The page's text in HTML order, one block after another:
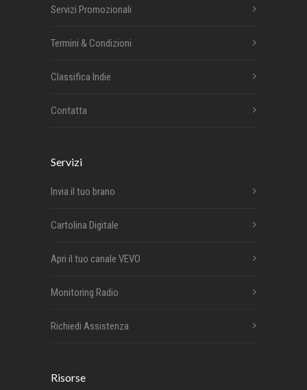
Servizi Promozionali
Termini & Condizioni
Classifica Indie
Contatta
Servizi
Invia il tuo brano
Cartolina Digitale
Apri il tuo canale VEVO
Monitoring Radio
Richiedi Assistenza
Risorse